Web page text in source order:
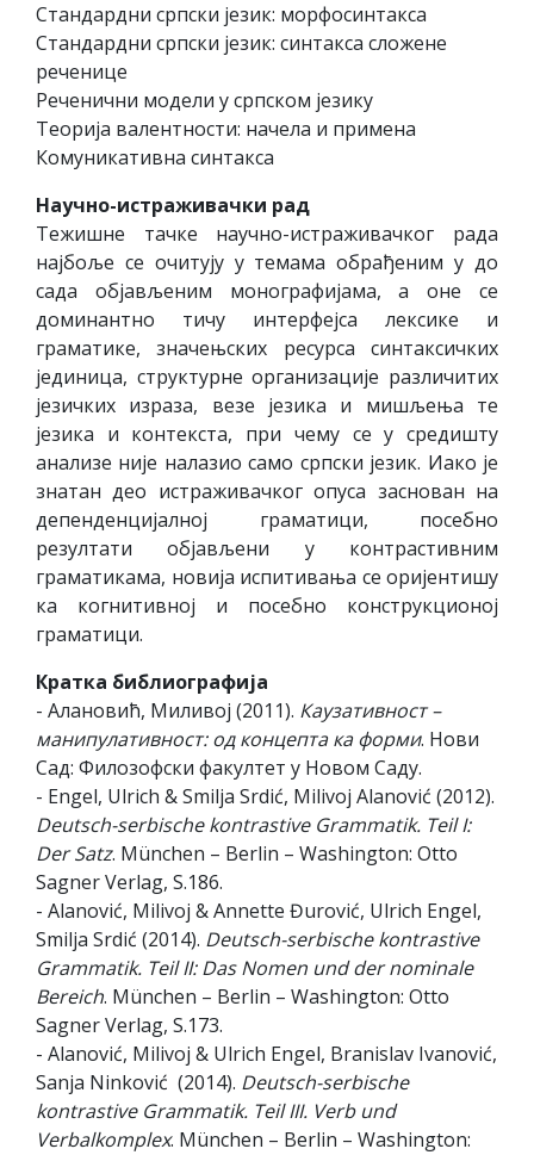
Стандардни српски језик: морфосинтакса
Стандардни српски језик: синтакса сложене
реченице
Реченични модели у српском језику
Теорија валентности: начела и примена
Комуникативна синтакса
Научно-истраживачки рад
Тежишне тачке научно-истраживачког рада
најбоље се очитују у темама обрађеним у до
сада објављеним монографијама, а оне се
доминантно тичу интерфејса лексике и
граматике, значењских ресурса синтаксичких
јединица, структурне организације различитих
језичких израза, везе језика и мишљења те
језика и контекста, при чему се у средишту
анализе није налазио само српски језик. Иако је
знатан део истраживачког опуса заснован на
депенденцијалној граматици, посебно
резултати објављени у контрастивним
граматикама, новија испитивања се оријентишу
ка когнитивној и посебно конструкционој
граматици.
Кратка библиографија
- Aлановић, Миливој (2011). Каузативност –
манипулативност: од концепта ка форми. Нови
Сад: Филозофски факултет у Новом Саду.
- Engel, Ulrich & Smilja Srdić, Milivoj Alanović (2012).
Deutsch-serbische kontrastive Grammatik. Teil I:
Der Satz. München – Berlin – Washington: Otto
Sagner Verlag, S.186.
- Alanović, Milivoj & Annette Đurović, Ulrich Engel,
Smilja Srdić (2014). Deutsch-serbische kontrastive
Grammatik. Teil II: Das Nomen und der nominale
Bereich. München – Berlin – Washington: Otto
Sagner Verlag, S.173.
- Alanović, Milivoj & Ulrich Engel, Branislav Ivanović,
Sanja Ninković (2014). Deutsch-serbische
kontrastive Grammatik. Teil III. Verb und
Verbalkomplex. München – Berlin – Washington: